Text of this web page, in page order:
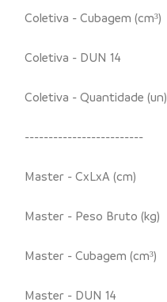
Coletiva - Cubagem (cm³)
Coletiva - DUN 14
Coletiva - Quantidade (un)
-------------------------
Master - CxLxA (cm)
Master - Peso Bruto (kg)
Master - Cubagem (cm³)
Master - DUN 14